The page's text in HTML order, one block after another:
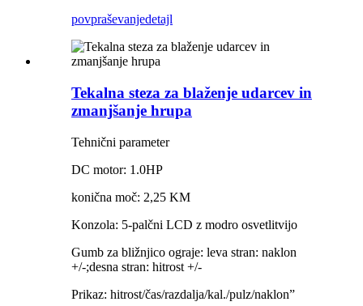
povpraševanjedetajl
Tekalna steza za blaženje udarcev in
zmanjšanje hrupa
Tehnični parameter
DC motor: 1.0HP
konična moč: 2,25 KM
Konzola: 5-palčni LCD z modro osvetlitvijo
Gumb za bližnjico ograje: leva stran: naklon
+/-;desna stran: hitrost +/-
Prikaz: hitrost/čas/razdalja/kal./pulz/naklon”